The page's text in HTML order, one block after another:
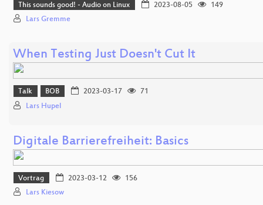
This sounds good! - Audio on Linux 2023-08-05
149
Lars Gremme
When Testing Just Doesn't Cut It
Talk BOB 2023-03-17
71
Lars Hupel
Digitale Barrierefreiheit: Basics
Vortrag 2023-03-12
156
Lars Kiesow